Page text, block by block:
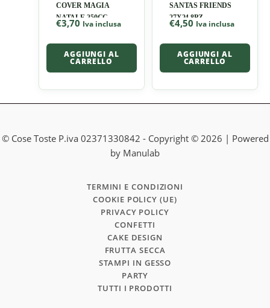
COVER MAGIA
NATALE 250CC
€3,70 Iva inclusa
AGGIUNGI AL
CARRELLO
SANTAS FRIENDS
27X24 8PZ
€4,50 Iva inclusa
AGGIUNGI AL
CARRELLO
© Cose Toste P.iva 02371330842 - Copyright © 2026 | Powered
by Manulab
TERMINI E CONDIZIONI
COOKIE POLICY (UE)
PRIVACY POLICY
CONFETTI
CAKE DESIGN
FRUTTA SECCA
STAMPI IN GESSO
PARTY
TUTTI I PRODOTTI